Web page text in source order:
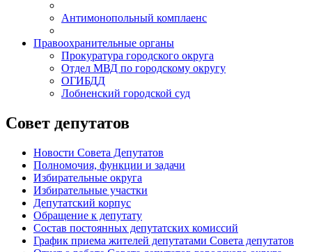
Антимонопольный комплаенс
Правоохранительные органы
Прокуратура городского округа
Отдел МВД по городскому округу
ОГИБДД
Лобненский городской суд
Совет депутатов
Новости Совета Депутатов
Полномочия, функции и задачи
Избирательные округа
Избирательные участки
Депутатский корпус
Обращение к депутату
Состав постоянных депутатских комиссий
График приема жителей депутатами Совета депутатов